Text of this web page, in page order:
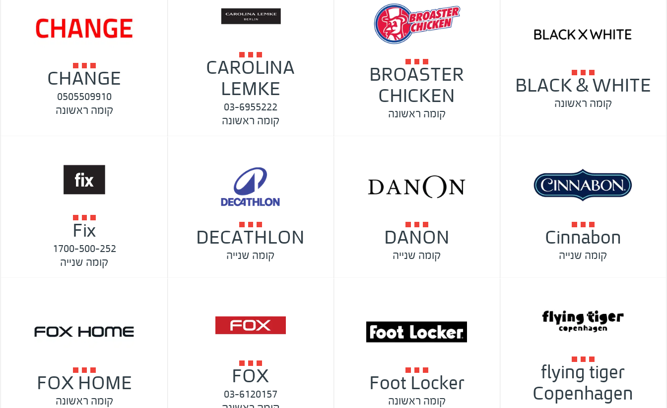
BLACK & WHITE
קומה ראשונה
BROASTER
CHICKEN
קומה ראשונה
CAROLINA
LEMKE
03-6955222
קומה ראשונה
CHANGE
0505509910
קומה ראשונה
Cinnabon
קומה שנייה
DANON
קומה שנייה
DECATHLON
קומה שנייה
Fix
1700-500-252
קומה שנייה
flying tiger
Copenhagen
Foot Locker
קומה ראשונה
FOX
03-6120157
FOX HOME
קומה ראשונה